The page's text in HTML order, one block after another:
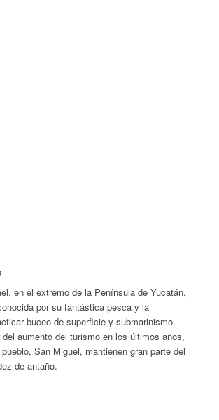
en el extremo de la Península de Yucatán,
por su fantástica pesca y la
buceo de superficie y submarinismo.
aumento del turismo en los últimos años,
San Miguel, mantienen gran parte del
de antaño.